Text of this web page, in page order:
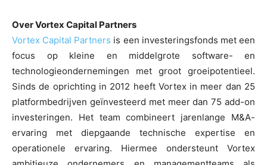
Over Vortex Capital Partners
Vortex Capital Partners is een investeringsfonds met een
focus op kleine en middelgrote software- en
technologieondernemingen met groot groeipotentieel.
Sinds de oprichting in 2012 heeft Vortex in meer dan 25
platformbedrijven geïnvesteerd met meer dan 75 add-on
investeringen. Het team combineert jarenlange M&A-
ervaring met diepgaande technische expertise en
operationele ervaring. Hiermee ondersteunt Vortex